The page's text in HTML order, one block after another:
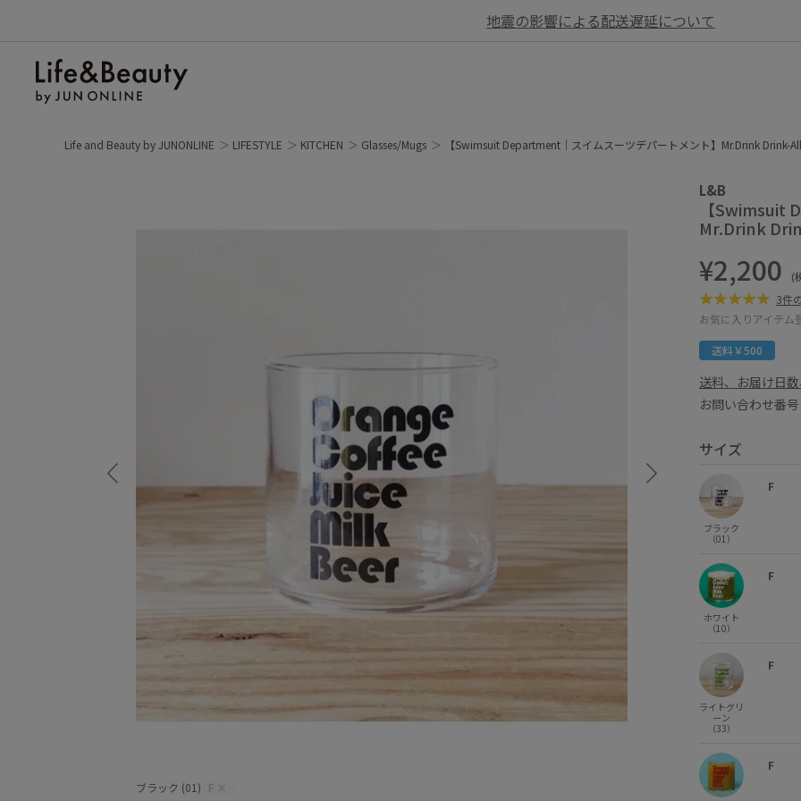
地震の影響による配送遅延について
Life and Beauty by JUNONLINE LIFESTYLE KITCHEN Glasses/Mugs 【Swimsuit Department｜スイムスーツデパートメント】Mr.Drink Drink-
ブラック (01) F × ホワイト (10) F×
L&B
【Swimsuit
Mr.Drink
¥2,200 (
3件
お気に入りアイテム
送料￥500
送料、お届け日
お問い合わせ番
サイズ
ブラック
（01）
F
ホワイト
（10）
F
ライトグリ
ーン
（33）
F
F